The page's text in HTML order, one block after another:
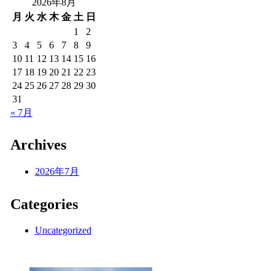
月 火 水 木 金 土 日
1
2
3
4 5 6 7 8
9
10 11 12 13 14 15 16
17 18 19 20 21 22 23
24 25 26 27 28 29 30
31
« 7月
Archives
2026年7月
Categories
Uncategorized